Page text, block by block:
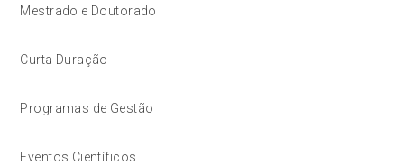
Mestrado e Doutorado
Curta Duração
Programas de Gestão
Eventos Científicos